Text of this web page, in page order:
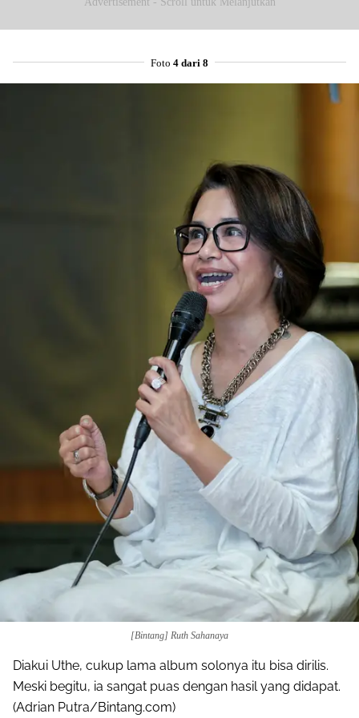
Foto 4 dari 8
[Bintang] Ruth Sahanaya
Diakui Uthe, cukup lama album solonya itu bisa dirilis.
Meski begitu, ia sangat puas dengan hasil yang didapat.
(Adrian Putra/Bintang.com)